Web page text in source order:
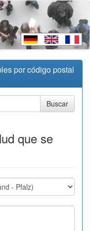
por código postal
que se